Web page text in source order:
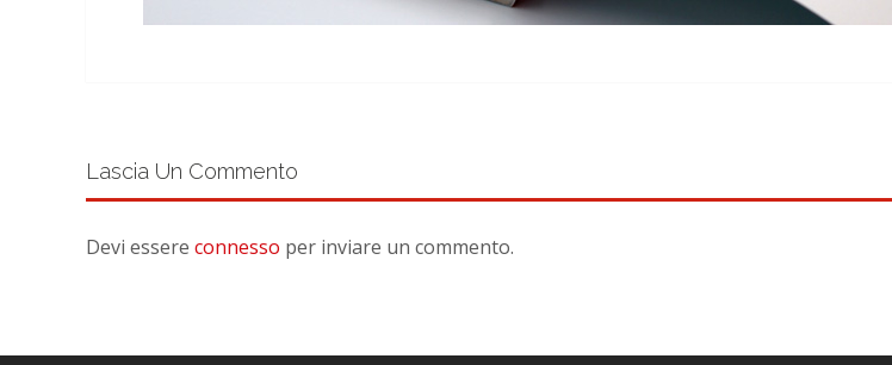
Lascia Un Commento
Devi essere connesso per inviare un commento.